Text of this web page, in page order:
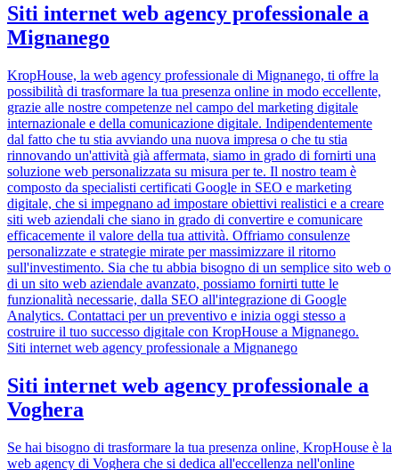
Siti internet web agency professionale a
Mignanego
KropHouse, la web agency professionale di Mignanego, ti offre la
possibilità di trasformare la tua presenza online in modo eccellente,
grazie alle nostre competenze nel campo del marketing digitale
internazionale e della comunicazione digitale. Indipendentemente
dal fatto che tu stia avviando una nuova impresa o che tu stia
rinnovando un'attività già affermata, siamo in grado di fornirti una
soluzione web personalizzata su misura per te. Il nostro team è
composto da specialisti certificati Google in SEO e marketing
digitale, che si impegnano ad impostare obiettivi realistici e a creare
siti web aziendali che siano in grado di convertire e comunicare
efficacemente il valore della tua attività. Offriamo consulenze
personalizzate e strategie mirate per massimizzare il ritorno
sull'investimento. Sia che tu abbia bisogno di un semplice sito web o
di un sito web aziendale avanzato, possiamo fornirti tutte le
funzionalità necessarie, dalla SEO all'integrazione di Google
Analytics. Contattaci per un preventivo e inizia oggi stesso a
costruire il tuo successo digitale con KropHouse a Mignanego.
Siti internet web agency professionale a Mignanego
Siti internet web agency professionale a
Voghera
Se hai bisogno di trasformare la tua presenza online, KropHouse è la
web agency di Voghera che si dedica all'eccellenza nell'online